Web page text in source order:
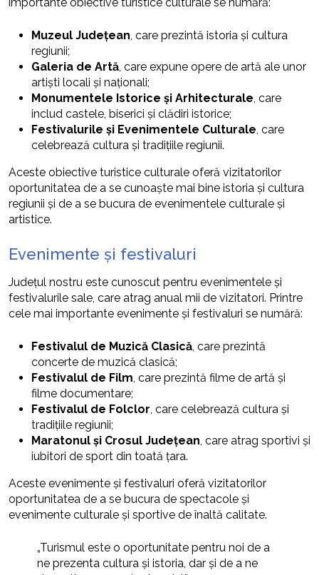
Muzeul Județean, care prezintă istoria și cultura
regiunii;
Galeria de Artă, care expune opere de artă ale unor
artiști locali și naționali;
Monumentele Istorice și Arhitecturale, care
includ castele, biserici și clădiri istorice;
Festivalurile și Evenimentele Culturale, care
celebrează cultura și tradițiile regiunii.
Aceste obiective turistice culturale oferă vizitatorilor
oportunitatea de a se cunoaște mai bine istoria și cultura
regiunii și de a se bucura de evenimentele culturale și
artistice.
Evenimente și festivaluri
Județul nostru este cunoscut pentru evenimentele și
festivalurile sale, care atrag anual mii de vizitatori. Printre
cele mai importante evenimente și festivaluri se numără:
Festivalul de Muzică Clasică, care prezintă
concerte de muzică clasică;
Festivalul de Film, care prezintă filme de artă și
filme documentare;
Festivalul de Folclor, care celebrează cultura și
tradițiile regiunii;
Maratonul și Crosul Județean, care atrag sportivi și
iubitori de sport din toată țara.
Aceste evenimente și festivaluri oferă vizitatorilor
oportunitatea de a se bucura de spectacole și
evenimente culturale și sportive de înaltă calitate.
„Turismul este o oportunitate pentru noi de a
ne prezenta cultura și istoria, dar și de a ne